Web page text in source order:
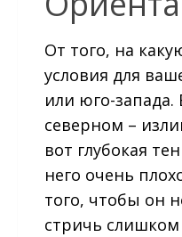
От того, на
условия для
или юго-
северном –
вот глубокая
него очень
того, чтобы он
стричь